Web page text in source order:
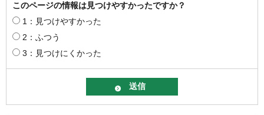
このページの情報は見つけやすかったですか？
1：見つけやすかった
2：ふつう
3：見つけにくかった